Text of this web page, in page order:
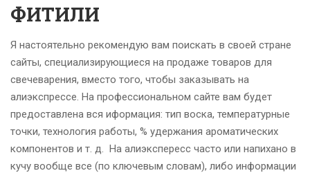
ФИТИЛИ
Я настоятельно рекомендую вам поискать в своей стране
сайты, специализирующиеся на продаже товаров для
свечеварения, вместо того, чтобы заказывать на
алиэкспрессе. На профессиональном сайте вам будет
предоставлена вся иформация: тип воска, температурные
точки, технология работы, % удержания ароматических
компонентов и т. д.
На алиэкспересс часто или напихано в
кучу вообще все (по ключевым словам), либо информации